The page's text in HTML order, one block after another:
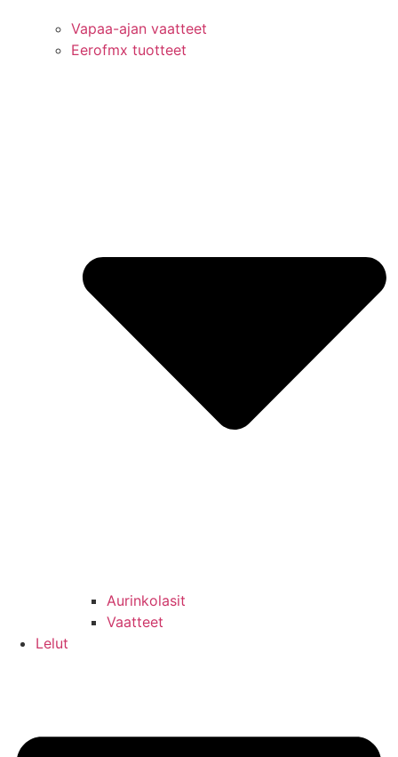
Vapaa-ajan vaatteet
Eerofmx tuotteet
Aurinkolasit
Vaatteet
Lelut